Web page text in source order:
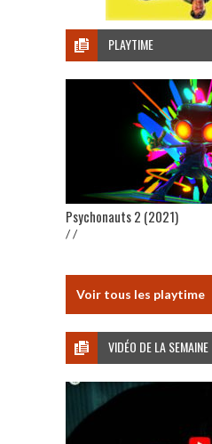
PLAYTIME
Psychonauts 2 (2021)
/ /
Voir tous les playtime
VIDÉO DE LA SEMAINE